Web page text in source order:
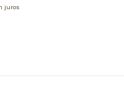
juros